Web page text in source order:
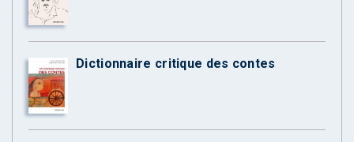
Dictionnaire critique des contes